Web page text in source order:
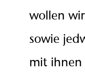
wollen
sowie
mit ihnen